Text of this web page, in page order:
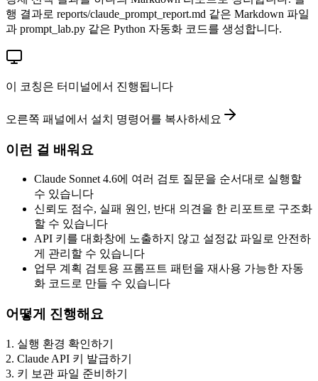
행 결과로 reports/claude_prompt_report.md 같은 Markdown 파일
과 prompt_lab.py 같은 Python 자동화 코드를 생성합니다.
이 코칭은 터미널에서 진행됩니다
오른쪽 패널에서 설치 명령어를 복사하세요
이런 걸 배워요
Claude Sonnet 4.6에 여러 검토 질문을 순서대로 실행할
수 있습니다
신뢰도 점수, 실패 원인, 반대 의견을 한 리포트로 구조화
할 수 있습니다
API 키를 대화창에 노출하지 않고 설정값 파일로 안전하
게 관리할 수 있습니다
업무 계획 검토용 프롬프트 패턴을 재사용 가능한 자동
화 코드로 만들 수 있습니다
어떻게 진행해요
1 . 실행 환경 확인하기
2. Claude API 키 발급하기
3. 키 보관 파일 준비하기